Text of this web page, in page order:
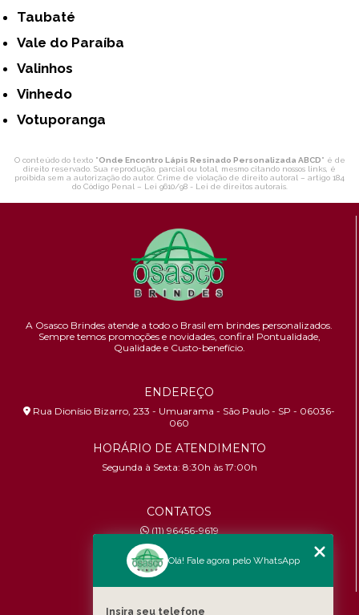
Taubaté
Vale do Paraíba
Valinhos
Vinhedo
Votuporanga
O conteúdo do texto "Onde Encontro Lápis Resinado Personalizada ABCD" é de
direito reservado. Sua reprodução, parcial ou total, mesmo citando nossos links, é
proibida sem a autorização do autor. Crime de violação de direito autoral – artigo 184
do Código Penal – Lei 9610/98 - Lei de direitos autorais.
A Osasco Brindes atende a todo o Brasil em brindes personalizados.
Sempre temos promoções e novidades, confira! Pontualidade,
Qualidade e Custo-benefício.
ENDEREÇO
Rua Dionísio Bizarro, 233 - Umuarama - São Paulo - SP - 06036-
060
HORÁRIO DE ATENDIMENTO
Segunda à Sexta: 8:30h às 17:00h
CONTATOS
(11) 96456-9619
contato@osascobrindes.com.br
CNPJ:26.434.153/0001-30
MENU
Olá! Fale agora pelo WhatsApp
Insira seu telefone